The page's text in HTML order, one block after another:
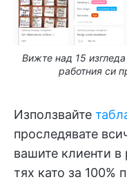
Вижте над 15
работния си
Използвайте
проследявате
вашите клиенти
тях като за 100%